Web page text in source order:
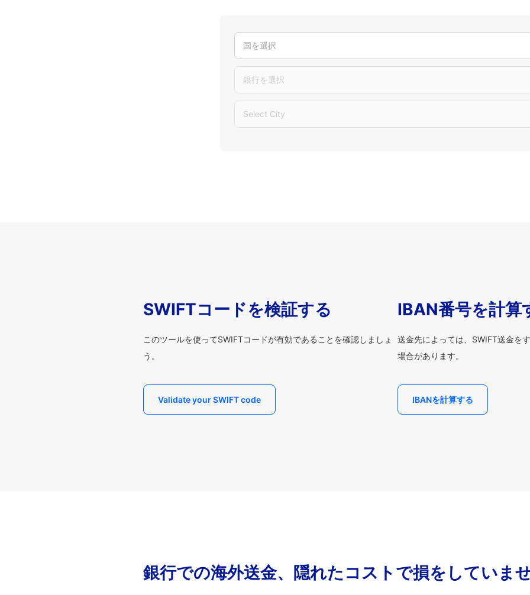
国を選択
銀行を選択
Select City
SWIFTコードを検証する
このツールを使ってSWIFTコードが有効であることを確認しましょ
う。
Validate your SWIFT code
IBAN番号を計算
送金先によっては、SWIFT送金を
場合があります。
IBANを計算する
銀行での海外送金、隠れたコストで損をしていま